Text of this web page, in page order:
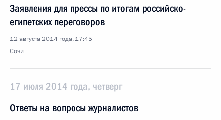
Заявления для прессы по итогам российско-
египетских переговоров
12 августа 2014 года, 17:45
Сочи
17 июля 2014 года, четверг
Ответы на вопросы журналистов